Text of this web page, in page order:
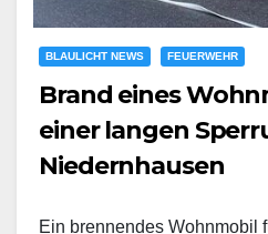
BLAULICHT NEWS FEUERWEHR
Brand eines
einer langen
Niedernhausen
Ein brennendes Wohnmobil